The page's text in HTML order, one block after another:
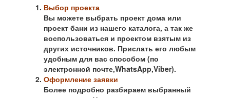
Выбор проекта
Вы можете выбрать проект дома или
проект бани из нашего каталога, а так же
воспользоваться и проектом взятым из
других источников. Прислать его любым
удобным для вас способом (по
электронной почте,WhatsApp,Viber).
Оформление заявки
Более подробно разбираем выбранный